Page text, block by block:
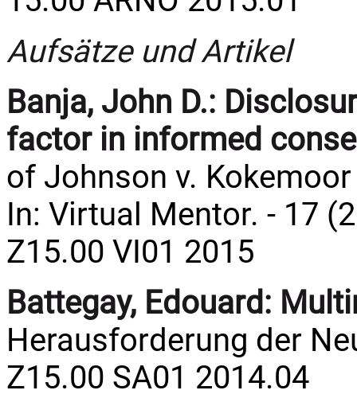
Aufsätze und Artikel
Banja, John D.:
factor in informed
of Johnson v.
In: Virtual Mentor. - 17
Z15.00 VI01 2015
Battegay, Edouard:
Herausforderung der
Z15.00 SA01 2014.04